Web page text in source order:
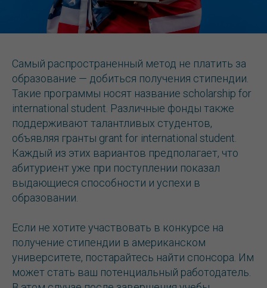
Самый распространенный метод не платить за
образование — добиться получения стипендии.
Такие программы носят название scholarship for
international student. Различные фонды также
поддерживают талантливых студентов,
объявляя гранты grant for international student.
Каждый из этих вариантов предполагает, что
абитуриент уже при поступлении показал
выдающиеся способности и успехи в
образовании.
Если не хотите участвовать в конкурсе на
получение стипендии в американском
университете, постарайтесь найти спонсора. Им
может стать ваш потенциальный работодатель.